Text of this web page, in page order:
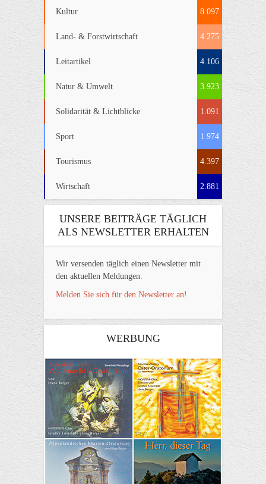
Kultur 8.097
Land- & Forstwirtschaft 4.275
Leitartikel 4.106
Natur & Umwelt 3.923
Solidarität & Lichtblicke 1.091
Sport 1.974
Tourismus 4.397
Wirtschaft 2.881
UNSERE BEITRÄGE TÄGLICH
ALS NEWSLETTER ERHALTEN
Wir versenden täglich einen Newsletter mit
den aktuellen Meldungen.
Melden Sie sich für den Newsletter an!
WERBUNG